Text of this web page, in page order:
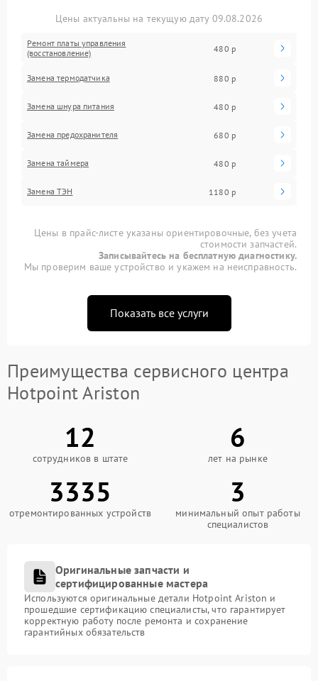
Цены актуальны на текущую дату 09.08.2026
Ремонт платы управления
(восстановление)
480 р
Замена термодатчика 880 р
Замена шнура питания 480 р
Замена предохранителя 680 р
Замена таймера 480 р
Замена ТЭН 1180 р
Цены в прайс-листе указаны ориентировочные, без учета
стоимости запчастей.
Записывайтесь на бесплатную диагностику.
Мы проверим ваше устройство и укажем на неисправность.
Показать все услуги
Преимущества сервисного центра
Hotpoint Ariston
12
сотрудников в штате
6
лет на рынке
3335
отремонтированных устройств
3
минимальный опыт работы
специалистов
Оригинальные запчасти и
сертифицированные мастера
Используются оригинальные детали Hotpoint Ariston и
прошедшие сертификацию специалисты, что гарантирует
корректную работу после ремонта и сохранение
гарантийных обязательств